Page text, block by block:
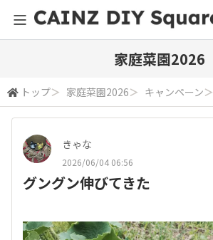
家庭菜園2026
トップ＞ 家庭菜園2026＞ キャンペーン＞
きゃな
2026/06/04 06:56
グングン伸びてきた